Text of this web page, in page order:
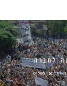
לחברה
לשלוט